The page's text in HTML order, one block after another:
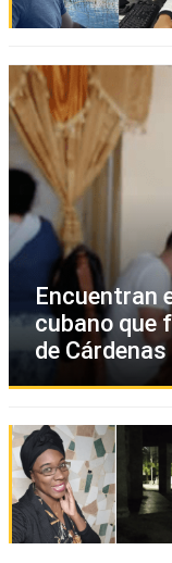
Encuentran
cubano que
de Cárdenas